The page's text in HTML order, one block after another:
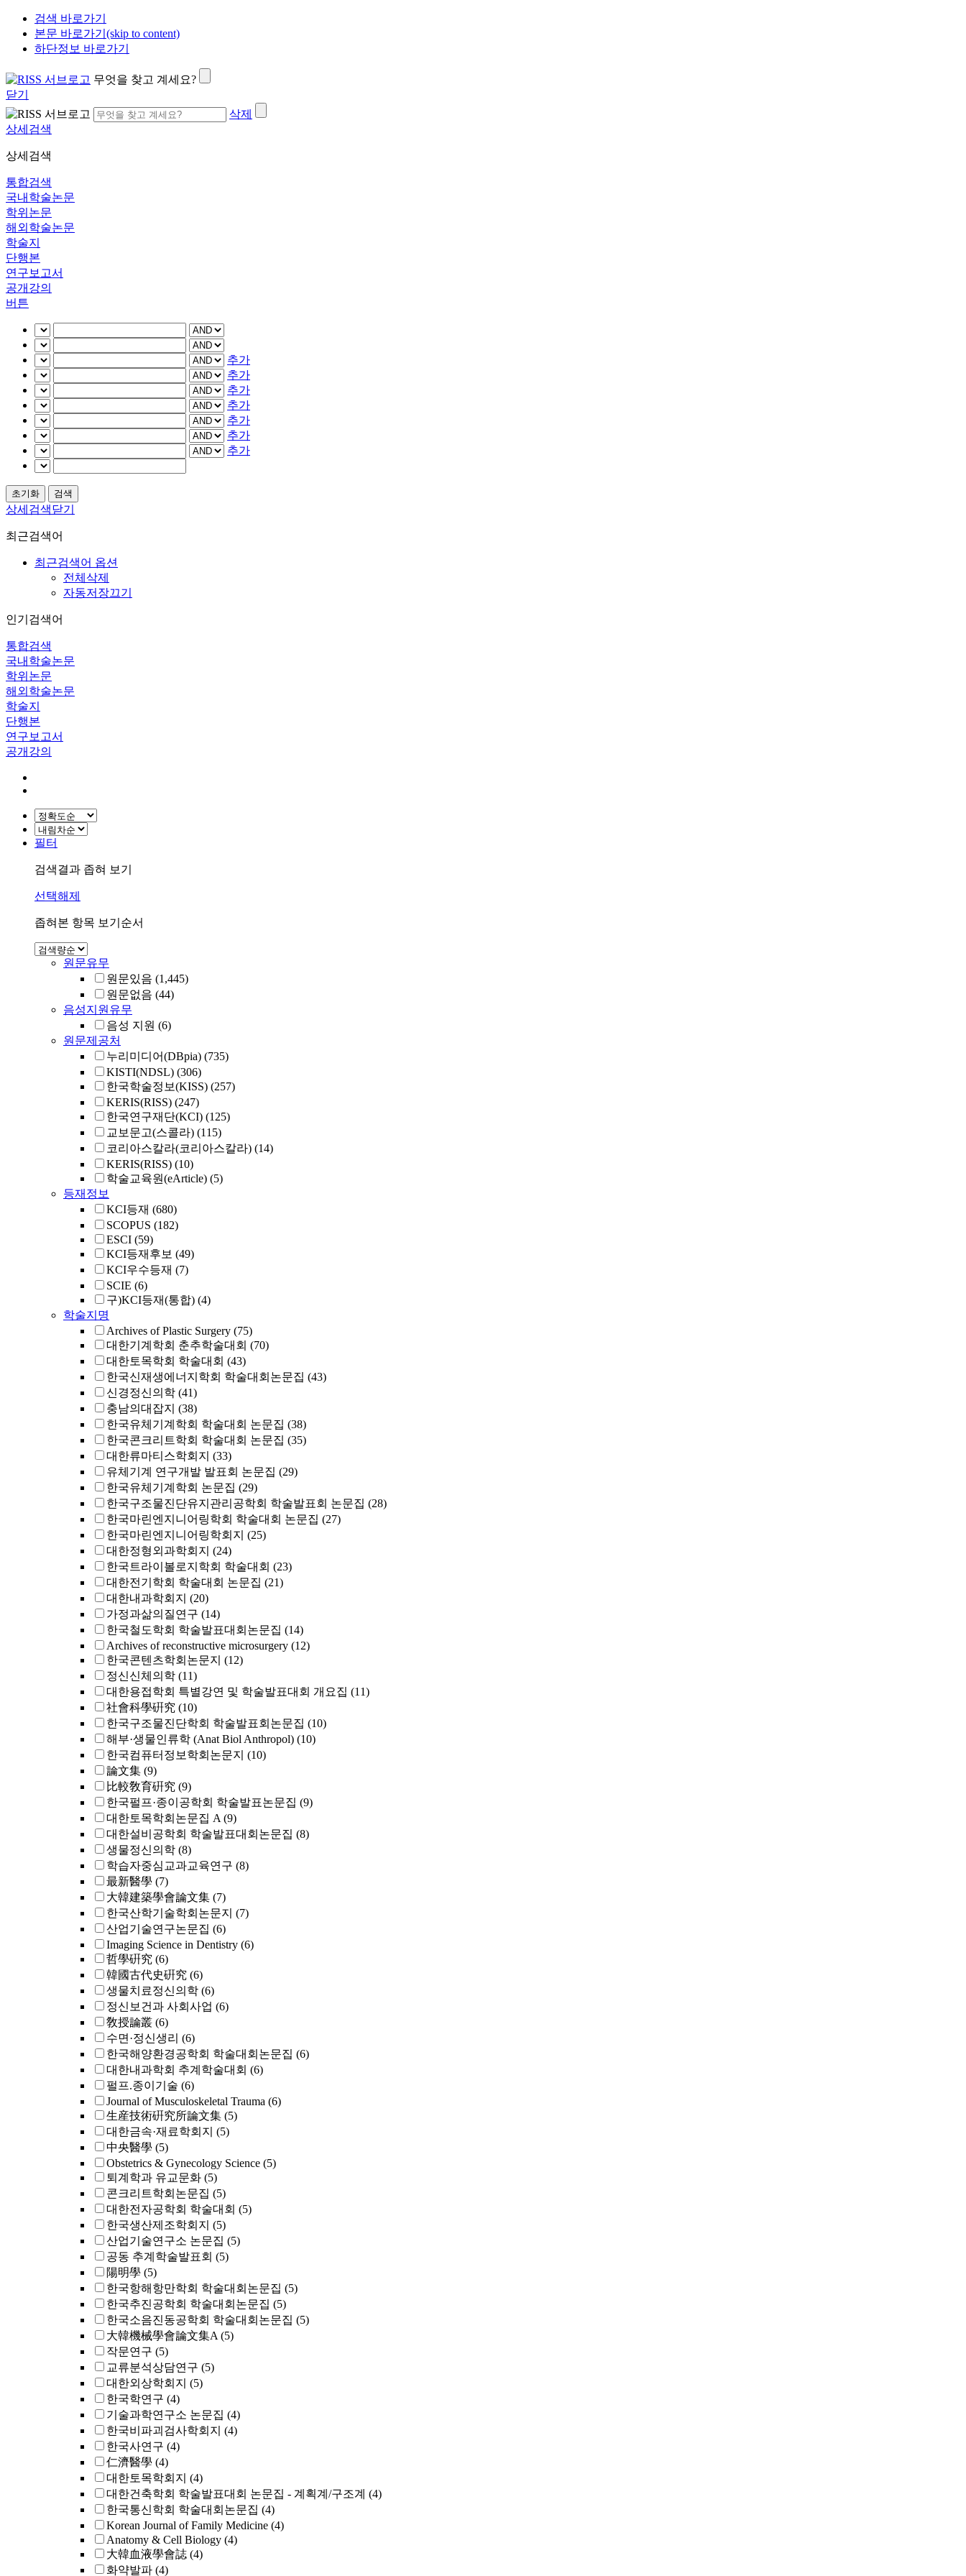
검색 바로가기
본문 바로가기(skip to content)
하단정보 바로가기
무엇을 찾고 계세요?
닫기
삭제
상세검색
상세검색
통합검색
국내학술논문
학위논문
해외학술논문
학술지
단행본
연구보고서
공개강의
버튼
추가
추가
추가
추가
추가
추가
추가
상세검색닫기
최근검색어
최근검색어 옵션
전체삭제
자동저장끄기
인기검색어
통합검색
국내학술논문
학위논문
해외학술논문
학술지
단행본
연구보고서
공개강의
필터
검색결과 좁혀 보기
선택해제
좁혀본 항목 보기순서
원문유무
원문있음 (1,445)
원문없음 (44)
음성지원유무
음성 지원 (6)
원문제공처
누리미디어(DBpia) (735)
KISTI(NDSL) (306)
한국학술정보(KISS) (257)
KERIS(RISS) (247)
한국연구재단(KCI) (125)
교보문고(스콜라) (115)
코리아스칼라(코리아스칼라) (14)
KERIS(RISS) (10)
학술교육원(eArticle) (5)
등재정보
KCI등재 (680)
SCOPUS (182)
ESCI (59)
KCI등재후보 (49)
KCI우수등재 (7)
SCIE (6)
구)KCI등재(통합) (4)
학술지명
Archives of Plastic Surgery (75)
대한기계학회 춘추학술대회 (70)
대한토목학회 학술대회 (43)
한국신재생에너지학회 학술대회논문집 (43)
신경정신의학 (41)
충남의대잡지 (38)
한국유체기계학회 학술대회 논문집 (38)
한국콘크리트학회 학술대회 논문집 (35)
대한류마티스학회지 (33)
유체기계 연구개발 발표회 논문집 (29)
한국유체기계학회 논문집 (29)
한국구조물진단유지관리공학회 학술발표회 논문집 (28)
한국마린엔지니어링학회 학술대회 논문집 (27)
한국마린엔지니어링학회지 (25)
대한정형외과학회지 (24)
한국트라이볼로지학회 학술대회 (23)
대한전기학회 학술대회 논문집 (21)
대한내과학회지 (20)
가정과삶의질연구 (14)
한국철도학회 학술발표대회논문집 (14)
Archives of reconstructive microsurgery (12)
한국콘텐츠학회논문지 (12)
정신신체의학 (11)
대한용접학회 특별강연 및 학술발표대회 개요집 (11)
社會科學硏究 (10)
한국구조물진단학회 학술발표회논문집 (10)
해부·생물인류학 (Anat Biol Anthropol) (10)
한국컴퓨터정보학회논문지 (10)
論文集 (9)
比較敎育硏究 (9)
한국펄프·종이공학회 학술발표논문집 (9)
대한토목학회논문집 A (9)
대한설비공학회 학술발표대회논문집 (8)
생물정신의학 (8)
학습자중심교과교육연구 (8)
最新醫學 (7)
大韓建築學會論文集 (7)
한국산학기술학회논문지 (7)
산업기술연구논문집 (6)
Imaging Science in Dentistry (6)
哲學硏究 (6)
韓國古代史硏究 (6)
생물치료정신의학 (6)
정신보건과 사회사업 (6)
敎授論叢 (6)
수면·정신생리 (6)
한국해양환경공학회 학술대회논문집 (6)
대한내과학회 추계학술대회 (6)
펄프.종이기술 (6)
Journal of Musculoskeletal Trauma (6)
生産技術硏究所論文集 (5)
대한금속·재료학회지 (5)
中央醫學 (5)
Obstetrics & Gynecology Science (5)
퇴계학과 유교문화 (5)
콘크리트학회논문집 (5)
대한전자공학회 학술대회 (5)
한국생산제조학회지 (5)
산업기술연구소 논문집 (5)
공동 추계학술발표회 (5)
陽明學 (5)
한국항해항만학회 학술대회논문집 (5)
한국추진공학회 학술대회논문집 (5)
한국소음진동공학회 학술대회논문집 (5)
大韓機械學會論文集A (5)
작문연구 (5)
교류분석상담연구 (5)
대한외상학회지 (5)
한국학연구 (4)
기술과학연구소 논문집 (4)
한국비파괴검사학회지 (4)
한국사연구 (4)
仁濟醫學 (4)
대한토목학회지 (4)
대한건축학회 학술발표대회 논문집 - 계획계/구조계 (4)
한국통신학회 학술대회논문집 (4)
Korean Journal of Family Medicine (4)
Anatomy & Cell Biology (4)
大韓血液學會誌 (4)
화약발파 (4)